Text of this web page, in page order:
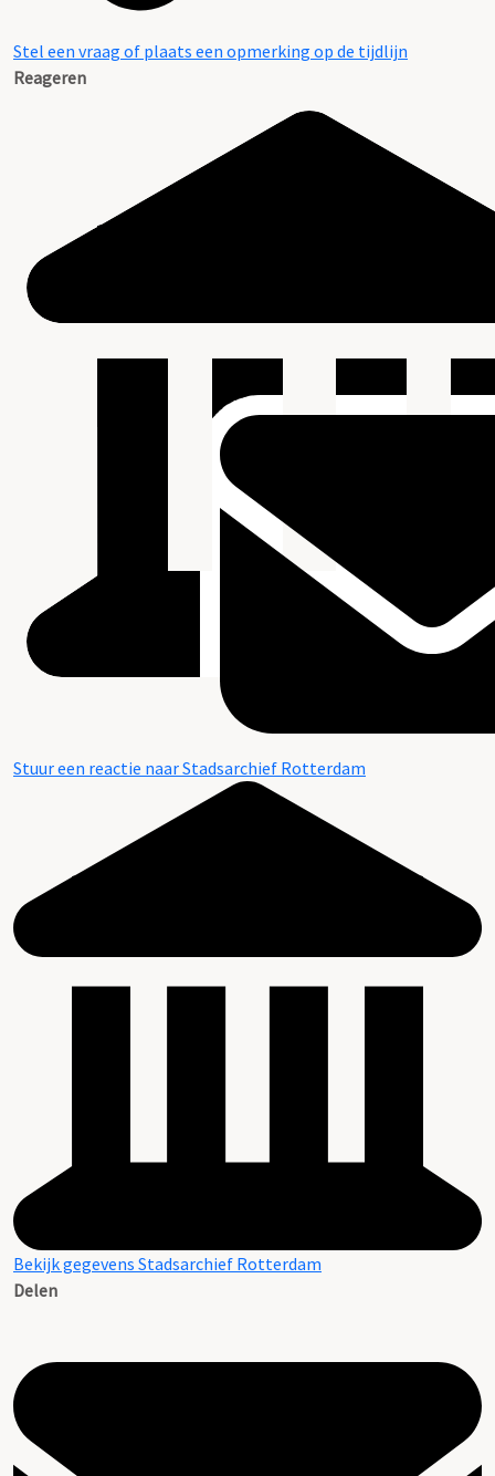
Stel een vraag of plaats een opmerking op de tijdlijn
Reageren
Stuur een reactie naar Stadsarchief Rotterdam
Bekijk gegevens Stadsarchief Rotterdam
Delen